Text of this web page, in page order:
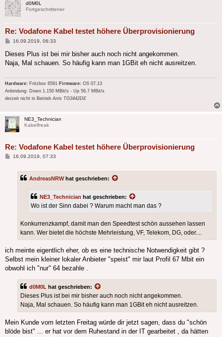
d0M0L
Fortgeschrittener
Re: Vodafone Kabel testet höhere Überprovisionierung
Beitrag
16.09.2019, 06:33
Dieses Plus ist bei mir bisher auch noch nicht angekommen.
Naja, Mal schauen. So häufig kann man 1GBit eh nicht ausreitzen.
Hardware: Fritzbox 6591 Firmware: OS 07.13
Anbindung: Down 1.150 MBit/s - Up 56,7 MBit/s
derzeit nicht in Betrieb Arris TG3442DE
NE3_Technician
Kabelfreak
Re: Vodafone Kabel testet höhere Überprovisionierung
Beitrag
16.09.2019, 07:33
AndreasNRWhat geschrieben:
NE3_Technician hat geschrieben:
Wo ist der Sinn dabei ? Warum macht man das ?
Konkurrenzkampf, damit man den Speedtest schön aussehen lassen
kann. Wer bietet die höchste Mehrleistung, VF, Telekom, DG, oder....
ich meinte eigentlich eher, ob es eine technische Notwendigkeit gibt ?
Selbst mein kleiner lokaler Anbieter "speist" mir laut Profil 67 Mbit ein
obwohl ich "nur" 64 bezahle .
d0M0L hat geschrieben:
Dieses Plus ist bei mir bisher auch noch nicht angekommen.
Naja, Mal schauen. So häufig kann man 1GBit eh nicht ausreitzen.
Mein Kunde vom letzten Freitag würde dir jetzt sagen, dass du "schön
blöde bist" ... er hat vor dem Ruhestand in der IT gearbeitet , da hätten